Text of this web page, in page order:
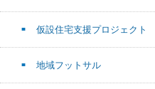
仮設住宅支援プロジェクト
地域フットサル